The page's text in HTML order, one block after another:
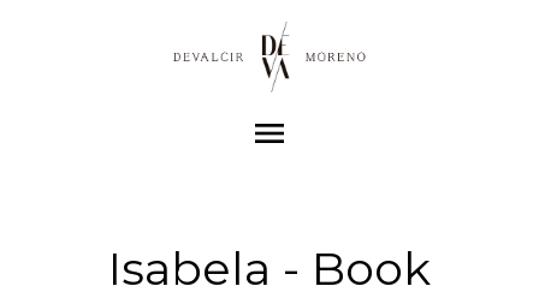
menu
Isabela - Book